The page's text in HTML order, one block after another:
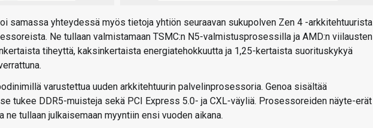
samassa yhteydessä myös tietoja yhtiön seuraavan sukupolven Zen 4 -arkkitehtuurista
Ne tullaan valmistamaan TSMC:n N5-valmistusprosessilla ja AMD:n viilausten
tiheyttä, kaksinkertaista energiatehokkuutta ja 1,25-kertaista suorituskykyä
varustettua uuden arkkitehtuurin palvelinprosessoria. Genoa sisältää
tukee DDR5-muisteja sekä PCI Express 5.0- ja CXL-väyliä. Prosessoreiden näyte-erät
tullaan julkaisemaan myyntiin ensi vuoden aikana.